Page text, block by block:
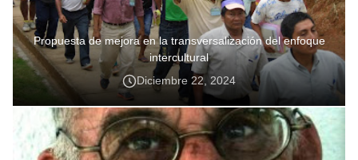
Propuesta de mejora en la transversalización del enfoque
intercultural
Diciembre 22, 2024